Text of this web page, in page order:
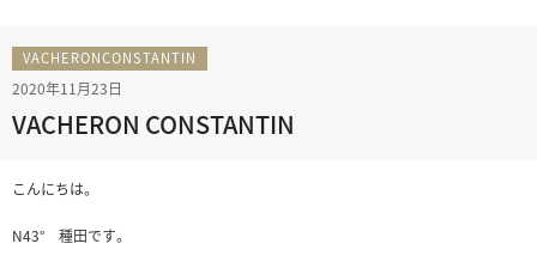
VACHERONCONSTANTIN
2020年11月23日
VACHERON CONSTANTIN
こんにちは。
N43° 種田です。